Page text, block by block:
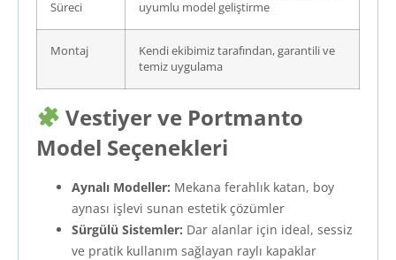
Süreci
uyumlu model geliştirme
Montaj
Kendi ekibimiz tarafından, garantili ve
temiz uygulama
Vestiyer ve Portmanto
Model Seçenekleri
Aynalı Modeller: Mekana ferahlık katan, boy
aynası işlevi sunan estetik çözümler
Sürgülü Sistemler: Dar alanlar için ideal, sessiz
ve pratik kullanım sağlayan raylı kapaklar